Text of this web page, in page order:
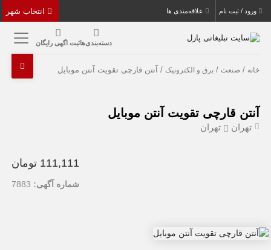
ورود / ثبت نام علاقه‌مندی ها
دسته‌بندی‌هاثبت اگهی رایگان
خانه /صنعت /برق و الکترونیک / آنتن قارچی تقویت آنتن موبایل
آنتن قارچی تقویت آنتن موبایل
تهران تهران
111,111 تومان
شماره آگهی: 7883